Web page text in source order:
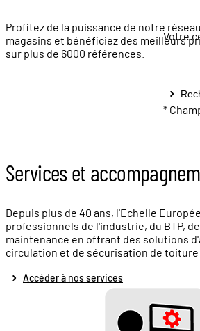
Profitez de la puissance de notre
magasins et bénéficiez des meilleurs
sur plus de 6000 références.
Votre
*
Services et
Depuis plus de 40 ans, l'Echelle
professionnels de l'industrie, du BTP,
maintenance en offrant des solutions
circulation et de sécurisation de toiture
Accéder à nos services